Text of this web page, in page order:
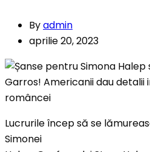
Byadmin
aprilie 20, 2023
Lucrurile încep să se
Simonei